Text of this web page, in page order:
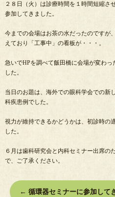
２８日（火）は診療時間を１時間短縮さ
参加してきました。
今までの会場はお茶の水だったのですが
えており「工事中」の看板が・・・。
急いでHPを調べて飯田橋に会場が変わ
した。
当日のお題は、海外での眼科学会での新
科疾患例でした。
視力が維持できるかどうかは、初診時の
した。
６月は歯科研究会と内科セミナー出席の
で、ご了承ください。
← 循環器セミナーに参加して